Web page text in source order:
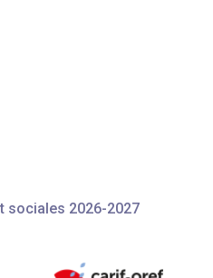
sociales 2026-2027